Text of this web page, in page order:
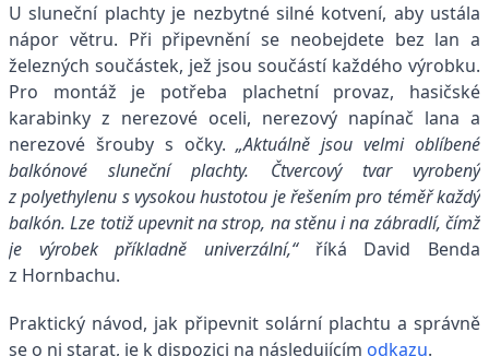
U sluneční plachty je nezbytné silné kotvení, aby ustála
nápor větru. Při připevnění se neobejdete bez lan a
železných součástek, jež jsou součástí každého výrobku.
Pro montáž je potřeba plachetní provaz, hasičské
karabinky z nerezové oceli, nerezový napínač lana a
nerezové šrouby s očky.„Aktuálně jsou velmi oblíbené
balkónové sluneční plachty. Čtvercový tvar vyrobený
z polyethylenu s vysokou hustotou je řešením pro téměř každý
balkón. Lze totiž upevnit na strop, na stěnu i na zábradlí, čímž
je výrobek příkladně univerzální,“říká David Benda
z Hornbachu.
Praktický návod, jak připevnit solární plachtu a správně
se o ni starat, je k dispozici na následujícím odkazu.